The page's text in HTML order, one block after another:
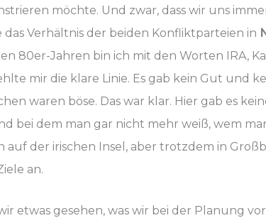
möchte. Und zwar, dass wir uns
Verhältnis der beiden Konfliktparteien in
80er-Jahren bin ich mit den Worten IRA,
mir die klare Linie. Es gab kein Gut und
waren böse. Das war klar. Hier gab es
bei dem man gar nicht mehr weiß, wem
auf der irischen Insel, aber trotzdem in
an.
etwas gesehen, was wir bei der Planung